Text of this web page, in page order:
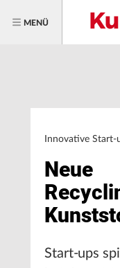
MENÜ
Innovative Start-
Neue
Start-ups